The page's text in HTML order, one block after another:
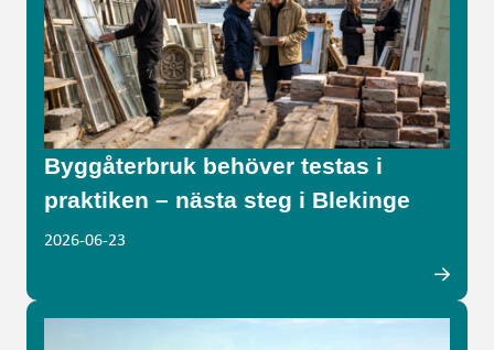
Byggåterbruk behöver testas i
praktiken – nästa steg i Blekinge
2026-06-23